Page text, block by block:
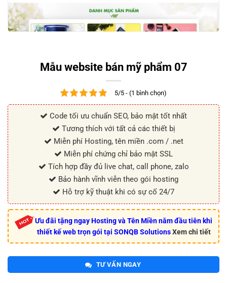
Mẫu website bán mỹ phẩm 07
5/5 - (1 bình chọn)
Code tối ưu chuẩn SEO, bảo mật tốt nhất
Tương thích với tất cả các thiết bị
Miễn phí Hosting, tên miền .com / .net
Miễn phí chứng chỉ bảo mật SSL
Tích hợp đầy đủ live chat, call phone, zalo
Bảo hành vĩnh viễn theo gói hosting
Hỗ trợ kỹ thuật khi có sự cố 24/7
Ưu đãi tặng ngay Hosting và Tên Miền năm đầu tiên khi
thiết kế web trọn gói tại SONQB SolutionsXem chi tiết
TƯ VẤN NGAY